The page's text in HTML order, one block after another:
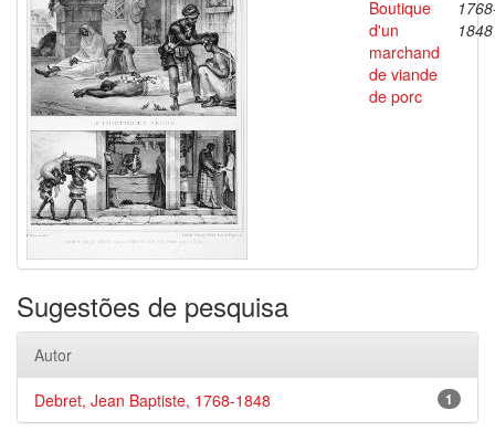
Boutique
d'un
marchand
de viande
de porc
1848
Sugestões de pesquisa
Autor
1
Debret, Jean Baptiste, 1768-1848